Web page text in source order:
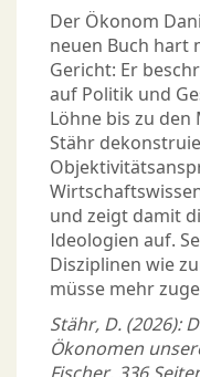
Der Ökonom
neuen Buch hart
Gericht: Er
auf Politik und
Löhne bis zu den
Stähr
und zeigt damit
Ideologien auf.
Disziplinen wie
müsse mehr
Stähr, D. (2026):
Ökonomen